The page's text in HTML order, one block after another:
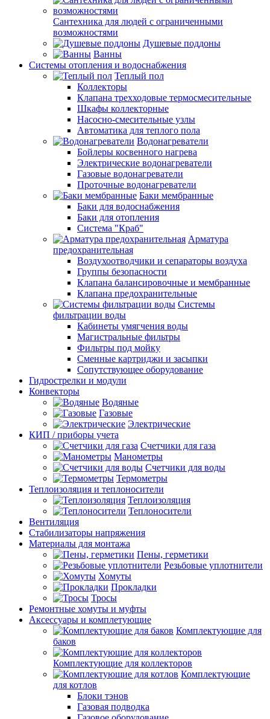
Сантехника для людей с ограниченными
возможностями
Душевые поддоны
Ванны
Системы отопления и водоснабжения
Теплый пол
Коллекторы
Клапана трехходовые термосмесительные
Шкафы коллекторные
Насосно-смесительные узлы
Автоматика для теплого пола
Водонагреватели
Бойлеры косвенного нагрева
Электрические водонагреватели
Газовые водонагреватели
Проточные водонагреватели
Баки мембранные
Баки для водоснабжения
Баки для отопления
Система "Краб"
Арматура
предохранительная
Воздухоотводчики и сепараторы воздуха
Группы безопасности
Клапана балансировочные и мембранные
Клапана предохранительные
Системы
фильтрации воды
Кабинеты умягчения воды
Магистральные фильтры
Фильтры под мойку
Сменные картриджи и засыпки
Сопутствующее оборудование
Гидрострелки и модули
Конвекторы
Водяные
Газовые
Электрические
КИП / приборы учета
Счетчики для газа
Манометры
Счетчики для воды
Термометры
Теплоизоляция и теплоносители
Теплоизоляция
Теплоносители
Вентиляция
Стабилизаторы напряжения
Материалы для монтажа
Пены, герметики
Резьбовые уплотнители
Хомуты
Прокладки
Тросы
Ремонтные хомуты и муфты
Аксессуары и комплетующие
Комплектующие для
баков
Комплектующие для коллекторов
Комплектующие
для котлов
Блоки тэнов
Газовая подводка